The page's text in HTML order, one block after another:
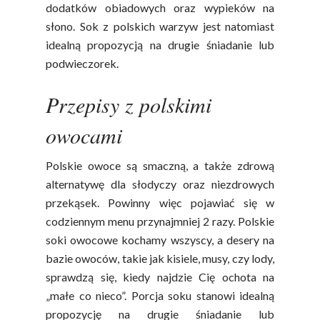
dodatków obiadowych oraz wypieków na
słono. Sok z polskich warzyw jest natomiast
idealną propozycją na drugie śniadanie lub
podwieczorek.
Przepisy z polskimi
owocami
Polskie owoce są smaczną, a także zdrową
alternatywę dla słodyczy oraz niezdrowych
przekąsek. Powinny więc pojawiać się w
codziennym menu przynajmniej 2 razy. Polskie
soki owocowe kochamy wszyscy, a desery na
bazie owoców, takie jak kisiele, musy, czy lody,
sprawdzą się, kiedy najdzie Cię ochota na
„małe co nieco”. Porcja soku stanowi idealną
propozycję na drugie śniadanie lub
Owoce
Baza Warzyw I
Soki
Fakty O Sokach
Składniki Odżywcze
Sokach
Biodostępność
Efekt Metaboliczny
Poradnik
Okiem Eksperta
Uroda
Współpraca Z
Przepisy
Program
Edukacyjny
Projekty
Naturalnie, Że
MOC POLSKICH